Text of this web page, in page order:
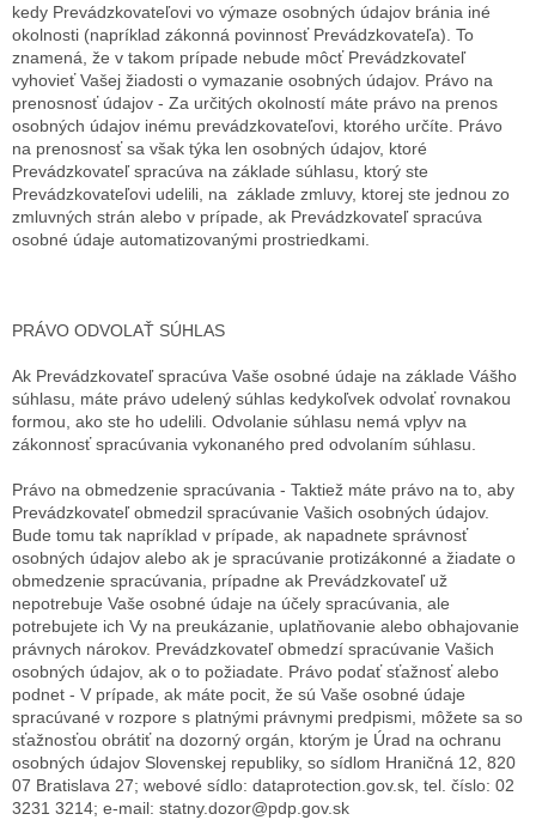
kedy Prevádzkovateľovi vo výmaze osobných údajov bránia iné
okolnosti (napríklad zákonná povinnosť Prevádzkovateľa). To
znamená, že v takom prípade nebude môcť Prevádzkovateľ
vyhovieť Vašej žiadosti o vymazanie osobných údajov. Právo na
prenosnosť údajov - Za určitých okolností máte právo na prenos
osobných údajov inému prevádzkovateľovi, ktorého určíte. Právo
na prenosnosť sa však týka len osobných údajov, ktoré
Prevádzkovateľ spracúva na základe súhlasu, ktorý ste
Prevádzkovateľovi udelili, na základe zmluvy, ktorej ste jednou zo
zmluvných strán alebo v prípade, ak Prevádzkovateľ spracúva
osobné údaje automatizovanými prostriedkami.
PRÁVO ODVOLAŤ SÚHLAS
Ak Prevádzkovateľ spracúva Vaše osobné údaje na základe Vášho
súhlasu, máte právo udelený súhlas kedykoľvek odvolať rovnakou
formou, ako ste ho udelili. Odvolanie súhlasu nemá vplyv na
zákonnosť spracúvania vykonaného pred odvolaním súhlasu.
Právo na obmedzenie spracúvania - Taktiež máte právo na to, aby
Prevádzkovateľ obmedzil spracúvanie Vašich osobných údajov.
Bude tomu tak napríklad v prípade, ak napadnete správnosť
osobných údajov alebo ak je spracúvanie protizákonné a žiadate o
obmedzenie spracúvania, prípadne ak Prevádzkovateľ už
nepotrebuje Vaše osobné údaje na účely spracúvania, ale
potrebujete ich Vy na preukázanie, uplatňovanie alebo obhajovanie
právnych nárokov. Prevádzkovateľ obmedzí spracúvanie Vašich
osobných údajov, ak o to požiadate. Právo podať sťažnosť alebo
podnet - V prípade, ak máte pocit, že sú Vaše osobné údaje
spracúvané v rozpore s platnými právnymi predpismi, môžete sa so
sťažnosťou obrátiť na dozorný orgán, ktorým je Úrad na ochranu
osobných údajov Slovenskej republiky, so sídlom Hraničná 12, 820
07 Bratislava 27; webové sídlo: dataprotection.gov.sk, tel. číslo: 02
3231 3214; e-mail: statny.dozor@pdp.gov.sk